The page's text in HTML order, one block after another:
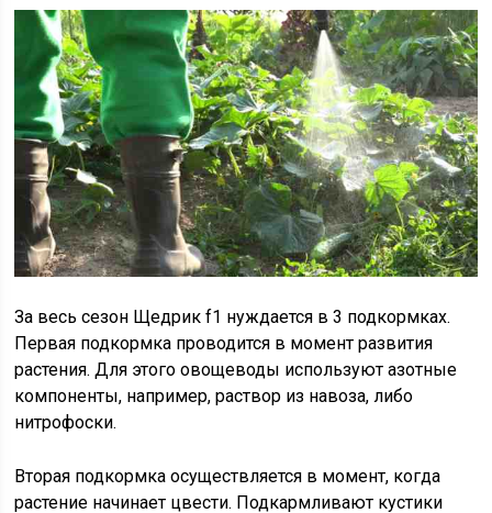
За весь сезон Щедрик f1 нуждается в 3 подкормках.
Первая подкормка проводится в момент развития
растения. Для этого овощеводы используют азотные
компоненты, например, раствор из навоза, либо
нитрофоски.
Вторая подкормка осуществляется в момент, когда
растение начинает цвести. Подкармливают кустики